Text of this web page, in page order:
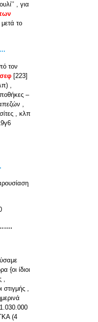
, για
το
τον
σεφ [223]
,
–
,
, κλπ
{οι ίδιοι
,
στιγμής ,
(4